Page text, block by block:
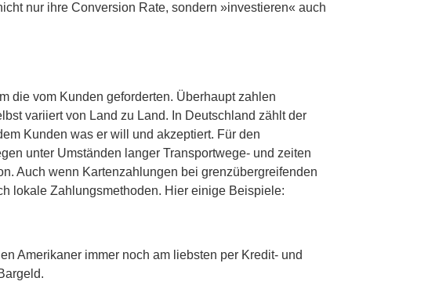
nur ihre Conversion Rate, sondern »investieren« auch
die vom Kunden geforderten. Überhaupt zahlen
variiert von Land zu Land. In Deutschland zählt der
Kunden was er will und akzeptiert. Für den
unter Umständen langer Transportwege- und zeiten
Auch wenn Kartenzahlungen bei grenzübergreifenden
lokale Zahlungsmethoden. Hier einige Beispiele:
Amerikaner immer noch am liebsten per Kredit- und